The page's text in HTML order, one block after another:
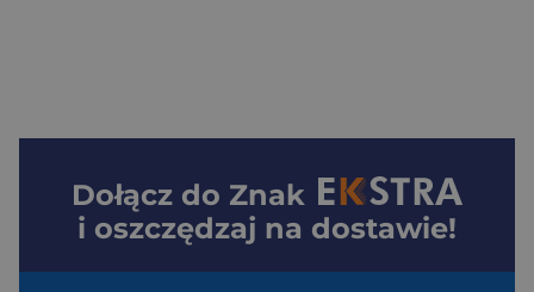
Dołącz do Znak
i oszczędzaj na dostawie!